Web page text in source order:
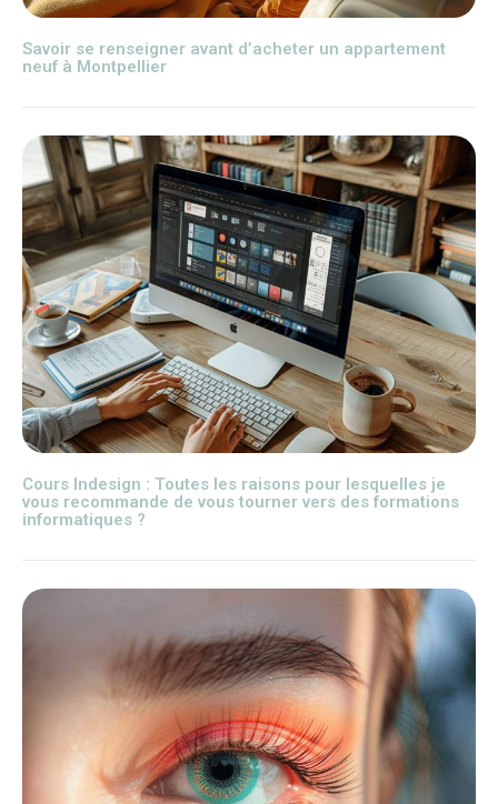
Savoir se renseigner avant d’acheter un appartement
neuf à Montpellier
Cours Indesign : Toutes les raisons pour lesquelles je
vous recommande de vous tourner vers des formations
informatiques ?